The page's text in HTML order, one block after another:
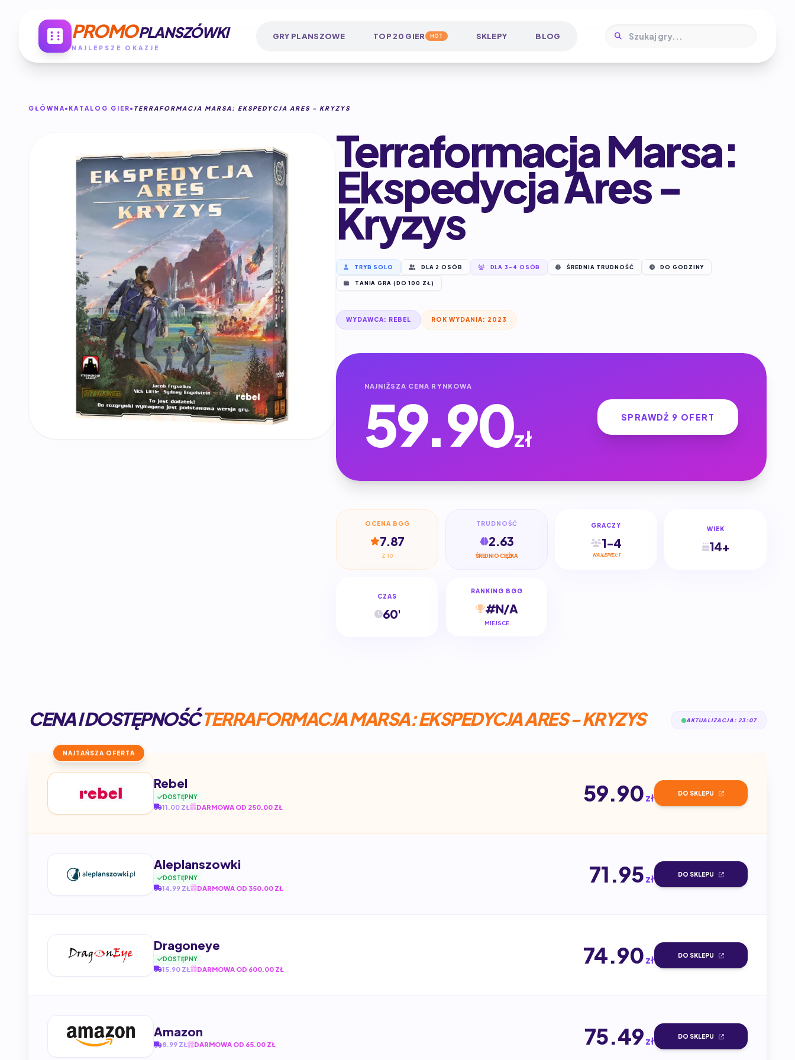
PROMOPLANSZÓWKI
NAJLEPSZE OKAZJE
GRY PLANSZOWE TOP 20 GIER HOT SKLEPY BLOG
GŁÓWNA KATALOG GIER TERRAFORMACJA MARSA: EKSPEDYCJA ARES - KRYZYS
Terraformacja Marsa:
Ekspedycja Ares -
Kryzys
TRYB SOLO DLA 2 OSÓB DLA 3-4 OSÓB ŚREDNIA TRUDNOŚĆ DO GODZINY
TANIA GRA (DO 100 ZŁ)
WYDAWCA: REBEL ROK WYDANIA: 2023
NAJNIŻSZA CENA RYNKOWA
59.90zł
SPRAWDŹ 9 OFERT
OCENA BGG
7.87
Z 10
TRUDNOŚĆ
2.63
ŚREDNIO CIĘŻKA
GRACZY
1-4
NAJLEPIEJ: 1
WIEK
14+
CZAS
60'
RANKING BGG
#N/A
MIEJSCE
CENA I DOSTĘPNOŚĆTERRAFORMACJA MARSA: EKSPEDYCJA ARES - KRYZYS AKTUALIZACJA: 23:07
NAJTAŃSZA OFERTA
Rebel
DOSTĘPNY
11.00 ZŁ DARMOWA OD 250.00 ZŁ
59.90zł DO SKLEPU
Aleplanszowki
DOSTĘPNY
14.99 ZŁ DARMOWA OD 350.00 ZŁ
71.95zł DO SKLEPU
Dragoneye
DOSTĘPNY
15.90 ZŁ DARMOWA OD 600.00 ZŁ
74.90zł DO SKLEPU
Amazon
8.99 ZŁ DARMOWA OD 65.00 ZŁ 75.49zł DO SKLEPU